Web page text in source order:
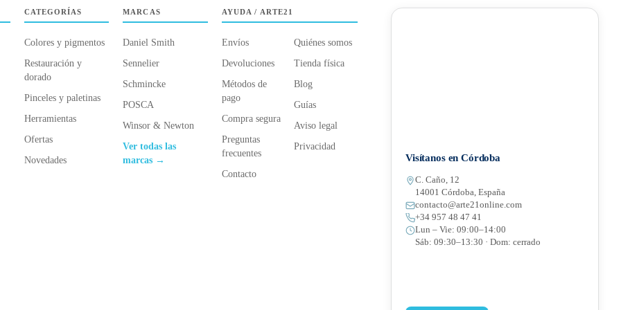
CATEGORÍAS
Colores y pigmentos
Restauración y
dorado
Pinceles y paletinas
Herramientas
Ofertas
Novedades
MARCAS
Daniel Smith
Sennelier
Schmincke
POSCA
Winsor & Newton
Ver todas las
marcas →
AYUDA / ARTE21
Envíos
Devoluciones
Métodos de
pago
Compra segura
Preguntas
frecuentes
Contacto
Quiénes somos
Tienda física
Blog
Guías
Aviso legal
Privacidad
Visítanos en Córdoba
C. Caño, 12
14001 Córdoba, España
contacto@arte21online.com
+34 957 48 47 41
Lun – Vie: 09:00–14:00
Sáb: 09:30–13:30 · Dom: cerrado